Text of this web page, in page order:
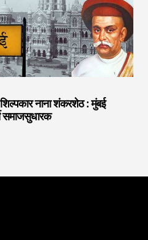
नाना शंकरशेठ : मुंबई
समाजसुधारक